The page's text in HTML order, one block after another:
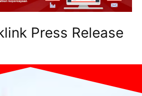
Press Release